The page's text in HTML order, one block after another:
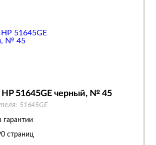
51645GE черный, № 45
51645GE
гарантии
страниц